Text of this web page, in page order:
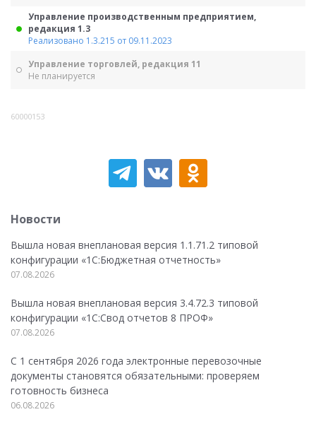
Управление производственным предприятием,
редакция 1.3
Реализовано 1.3.215 от 09.11.2023
Управление торговлей, редакция 11
Не планируется
60000153
Новости
Вышла новая внеплановая версия 1.1.71.2 типовой
конфигурации «1C:Бюджетная отчетность»
07.08.2026
Вышла новая внеплановая версия 3.4.72.3 типовой
конфигурации «1C:Свод отчетов 8 ПРОФ»
07.08.2026
С 1 сентября 2026 года электронные перевозочные
документы становятся обязательными: проверяем
готовность бизнеса
06.08.2026